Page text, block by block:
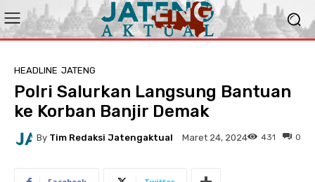
HEADLINE JATENG
Polri Salurkan Langsung Bantuan
ke Korban Banjir Demak
By Tim Redaksi Jatengaktual Maret 24, 2024 0
431